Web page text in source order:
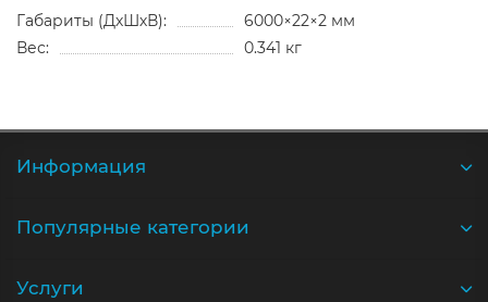
Габариты (ДхШхВ):
6000×22×2 мм
Вес:
0.341 кг
Информация
Популярные категории
Услуги